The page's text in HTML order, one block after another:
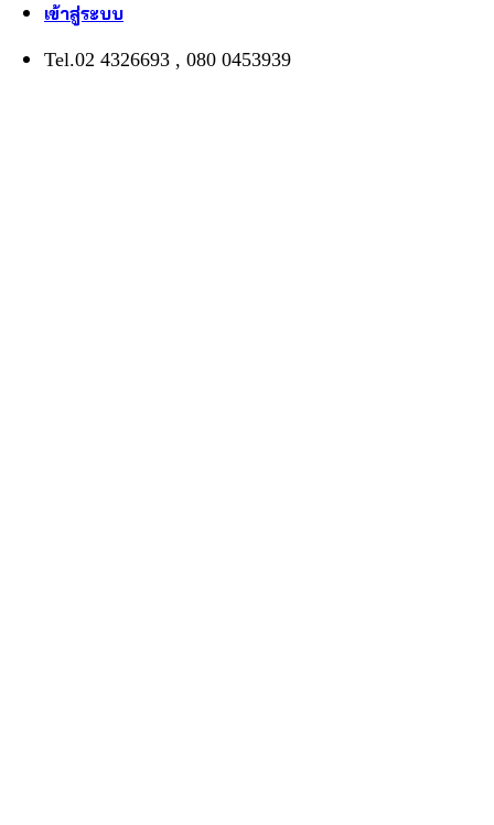
เข้าสู่ระบบ
Tel.02 4326693 , 080 0453939